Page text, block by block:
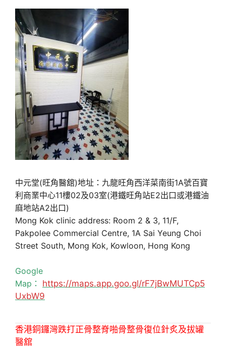
中元堂(旺角醫舘)地址：九龍旺角西洋菜南街1A號百寶
利商業中心11樓02及03室(港鐵旺角站E2出口或港鐵油
麻地站A2出口)
Mong Kok clinic address: Room 2 & 3, 11/F,
Pakpolee Commercial Centre, 1A Sai Yeung Choi
Street South, Mong Kok, Kowloon, Hong Kong
Google
Map： https://maps.app.goo.gl/rF7jBwMUTCp5
UxbW9
香港銅鑼灣跌打正骨整脊啪骨整骨復位針炙及拔罐
醫舘